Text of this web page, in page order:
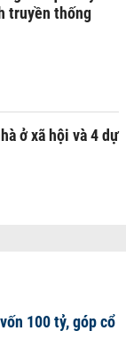
truyền thống
ở xã hội và 4 dự
100 tỷ, góp cổ